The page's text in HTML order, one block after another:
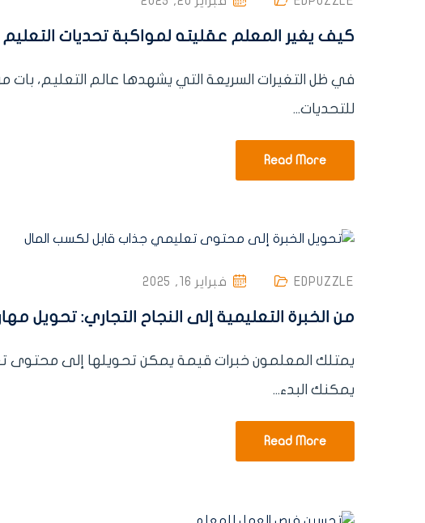
كيف يغير المعلم عقليته لمواكبة تحديات
في ظل التغيرات السريعة التي يشهدها عالم التعليم،
للتحديات...
Read More
EDPUZZLE فبراير 16, 2025
من الخبرة التعليمية إلى النجاح التجاري: تحويل
يمتلك المعلمون خبرات قيمة يمكن تحويلها إلى محتوى
يمكنك البدء...
Read More